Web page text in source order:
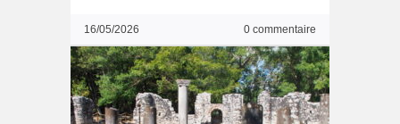
16/05/2026 0 commentaire